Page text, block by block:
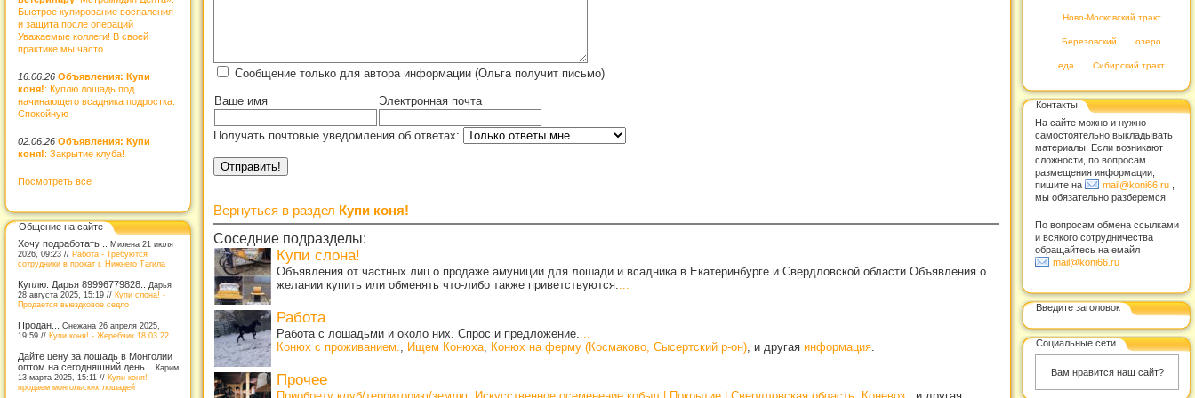
Быстрое купирование воспаления
и защита после операций
Уважаемые коллеги! В своей
практике мы часто...
16.06.26 Объявления: Купи
коня!: Куплю лошадь под
начинающего всадника подростка.
Спокойную
02.06.26 Объявления: Купи
коня!: Закрытие клуба!
Посмотреть все
Общение на сайте
Хочу подработать .. Милена 21 июля
2026, 09:23 // Работа - Требуются
сотрудники в прокат г. Нижнего Тагила
Куплю. Дарья 89996779828..
Дарья
28 августа 2025, 15:19 // Купи слона! -
Продается выездковое седло
Продан... Снежана 26 апреля 2025,
19:59 // Купи коня! - Жеребчик.18.03.22
Дайте цену за лошадь в Монголии
оптом на сегодняшний день... Карим
13 марта 2025, 15:11 // Купи коня! -
продаем монгольских лошадей
Сообщение только для автора информации (Ольга получит письмо)
Ваше имя Электронная почта
Получать почтовые уведомления об ответах:
Вернуться в раздел Купи коня!
Соседние подразделы:
Купи слона!
Объявления от частных лиц о продаже амуниции для лошади и всадника в Екатеринбурге и Свердловской области.Объявления о
желании купить или обменять что-либо также приветствуются.
Работа
Работа с лошадьми и около них. Спрос и предложение.
Конюх с проживанием.
Ищем Конюха Конюх на ферму (Космаково, Сысертский р-он) , и другая информация
Прочее
Ново-Московский тракт
Березовский озеро
еда Сибирский тракт
Контакты
На сайте можно и нужно
самостоятельно выкладывать
материалы. Если возникают
сложности, по вопросам
размещения информации,
пишите на
mail@koni66.ru
мы обязательно разберемся.
По вопросам обмена ссылками
и всякого сотрудничества
обращайтесь на емайл
mail@koni66.ru
Введите заголовок
Социальные сети
Вам нравится наш сайт?